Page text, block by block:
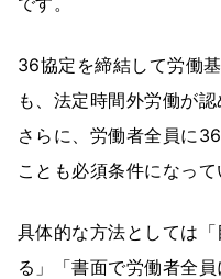
36協定を締結して労働
も、法定時間外労働が
さらに、労働者全員に
ことも必須条件になって
具体的な方法としては
る」「書面で労働者全